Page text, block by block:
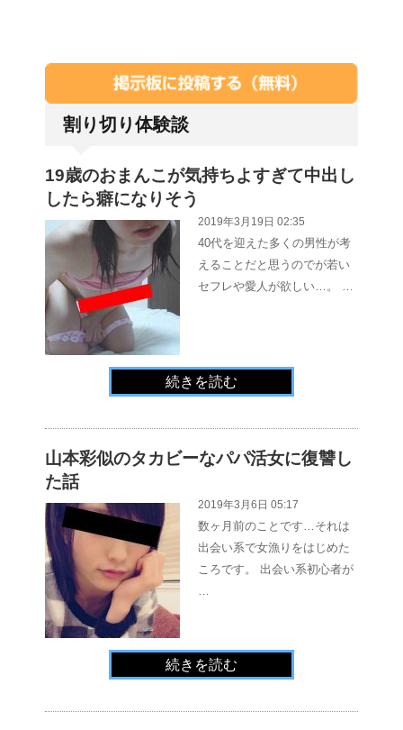
割り切り体験談
19歳のおまんこが気持ちよすぎて中出し
したら癖になりそう
2019年3月19日 02:35
40代を迎えた多くの男性が考
えることだと思うのでが若い
セフレや愛人が欲しい…。 …
続きを読む
山本彩似のタカビーなパパ活女に復讐し
た話
2019年3月6日 05:17
数ヶ月前のことです…それは
出会い系で女漁りをはじめた
ころです。 出会い系初心者が
続きを読む